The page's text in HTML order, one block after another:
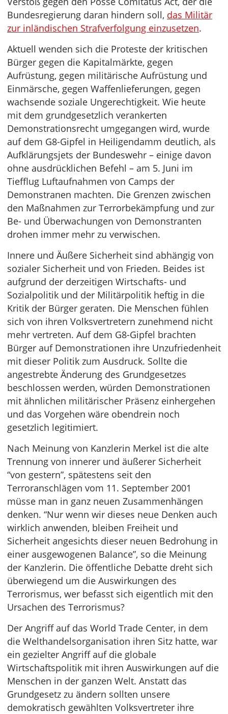
Bundesregierung daran hindern soll, das Militär
zur inländischen Strafverfolgung einzusetzen.
Aktuell wenden sich die Proteste der kritischen
Bürger gegen die Kapitalmärkte, gegen
Aufrüstung, gegen militärische Aufrüstung und
Einmärsche, gegen Waffenlieferungen, gegen
wachsende soziale Ungerechtigkeit. Wie heute
mit dem grundgesetzlich verankerten
Demonstrationsrecht umgegangen wird, wurde
auf dem G8-Gipfel in Heiligendamm deutlich, als
Aufklärungsjets der Bundeswehr – einige davon
ohne ausdrücklichen Befehl – am 5. Juni im
Tiefflug Luftaufnahmen von Camps der
Demonstranen machten. Die Grenzen zwischen
den Maßnahmen zur Terrorbekämpfung und zur
Be- und Überwachungen von Demonstranten
drohen immer mehr zu verwischen.
Innere und Äußere Sicherheit sind abhängig von
sozialer Sicherheit und von Frieden. Beides ist
aufgrund der derzeitigen Wirtschafts- und
Sozialpolitik und der Militärpolitik heftig in die
Kritik der Bürger geraten. Die Menschen fühlen
sich von ihren Volksvertretern zunehmend nicht
mehr vertreten. Auf dem G8-Gipfel brachten
Bürger auf Demonstrationen ihre Unzufriedenheit
mit dieser Politik zum Ausdruck. Sollte die
angestrebte Änderung des Grundgesetzes
beschlossen werden, würden Demonstrationen
mit ähnlichen militärischer Präsenz einhergehen
und das Vorgehen wäre obendrein noch
gesetzlich legitimiert.
Nach Meinung von Kanzlerin Merkel ist die alte
Trennung von innerer und äußerer Sicherheit
“von gestern”, spätestens seit den
Terroranschlägen vom 11. September 2001
müsse man in ganz neuen Zusammenhängen
denken. “Nur wenn wir dieses neue Denken auch
wirklich anwenden, bleiben Freiheit und
Sicherheit angesichts dieser neuen Bedrohung in
einer ausgewogenen Balance”, so die Meinung
der Kanzlerin. Die öffentliche Debatte dreht sich
überwiegend um die Auswirkungen des
Terrorismus, wer befasst sich eigentlich mit den
Ursachen des Terrorismus?
Der Angriff auf das World Trade Center, in dem
die Welthandelsorganisation ihren Sitz hatte, war
ein gezielter Angriff auf die globale
Wirtschaftspolitik mit ihren Auswirkungen auf die
Menschen in der ganzen Welt. Anstatt das
Grundgesetz zu ändern sollten unsere
demokratisch gewählten Volksvertreter ihre